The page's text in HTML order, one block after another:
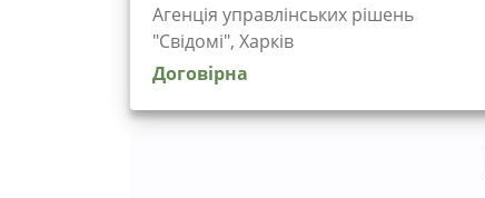
Агенція управлінських рішень
"Cвідомі", Харків
Договірна